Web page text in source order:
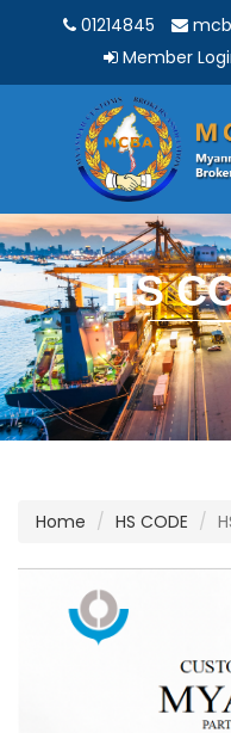
01214845
Member
HS
Home HS CODE